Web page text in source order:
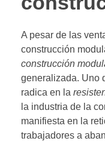
A pesar de las
construcción
construcción
generalizada. Uno
radica en la
la industria de la
manifiesta en la
trabajadores a